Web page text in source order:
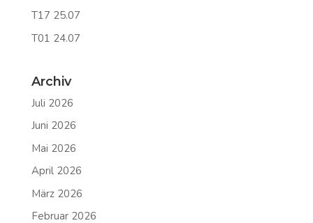
T17 25.07
T01 24.07
Archiv
Juli 2026
Juni 2026
Mai 2026
April 2026
März 2026
Februar 2026